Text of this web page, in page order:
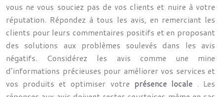
vous ne vous souciez pas de vos clients et nuire à votre
réputation. Répondez à tous les avis, en remerciant les
clients pour leurs commentaires positifs et en proposant
des solutions aux problèmes soulevés dans les avis
négatifs. Considérez les avis comme une mine
d’informations précieuses pour améliorer vos services et
vos produits et optimiser votre présence locale . Les